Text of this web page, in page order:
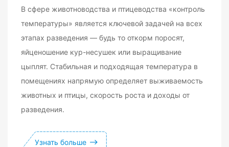
В сфере животноводства и птицеводства «контроль
температуры» является ключевой задачей на всех
этапах разведения — будь то откорм поросят,
яйценошение кур-несушек или выращивание
цыплят. Стабильная и подходящая температура в
помещениях напрямую определяет выживаемость
животных и птицы, скорость роста и доходы от
разведения.
Узнать больше